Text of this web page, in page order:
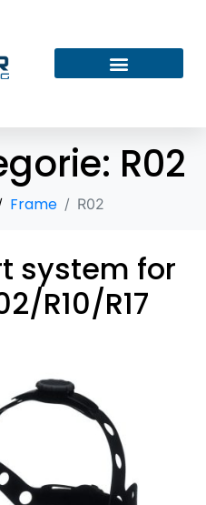
R02
Frame R02
system for
R10/R17